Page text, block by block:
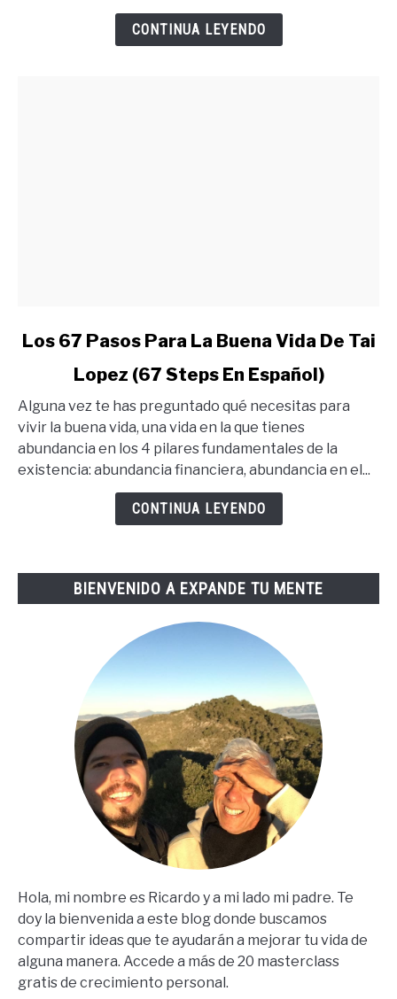
CONTINUA LEYENDO
link
67
Pasos
Para
Steps
Los 67 Pasos Para La Buena Vida De Tai
Lopez (67 Steps En Español)
Alguna vez te has preguntado qué necesitas para
vivir la buena vida, una vida en la que tienes
abundancia en los 4 pilares fundamentales de la
existencia: abundancia financiera, abundancia en el...
CONTINUA LEYENDO
BIENVENIDO A EXPANDE TU MENTE
Hola, mi nombre es Ricardo y a mi lado mi padre. Te
doy la bienvenida a este blog donde buscamos
compartir ideas que te ayudarán a mejorar tu vida de
alguna manera. Accede a más de 20 masterclass
gratis de crecimiento personal.